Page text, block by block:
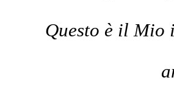
Questo è il Mio